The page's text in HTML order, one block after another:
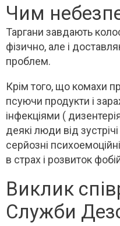
Чим
Таргани завдають
фізично, але і
проблем.
Крім того, що комахи
псуючи продукти і
інфекціями (
деякі люди від
серйозні
в страх і розвиток
Виклик
Служби